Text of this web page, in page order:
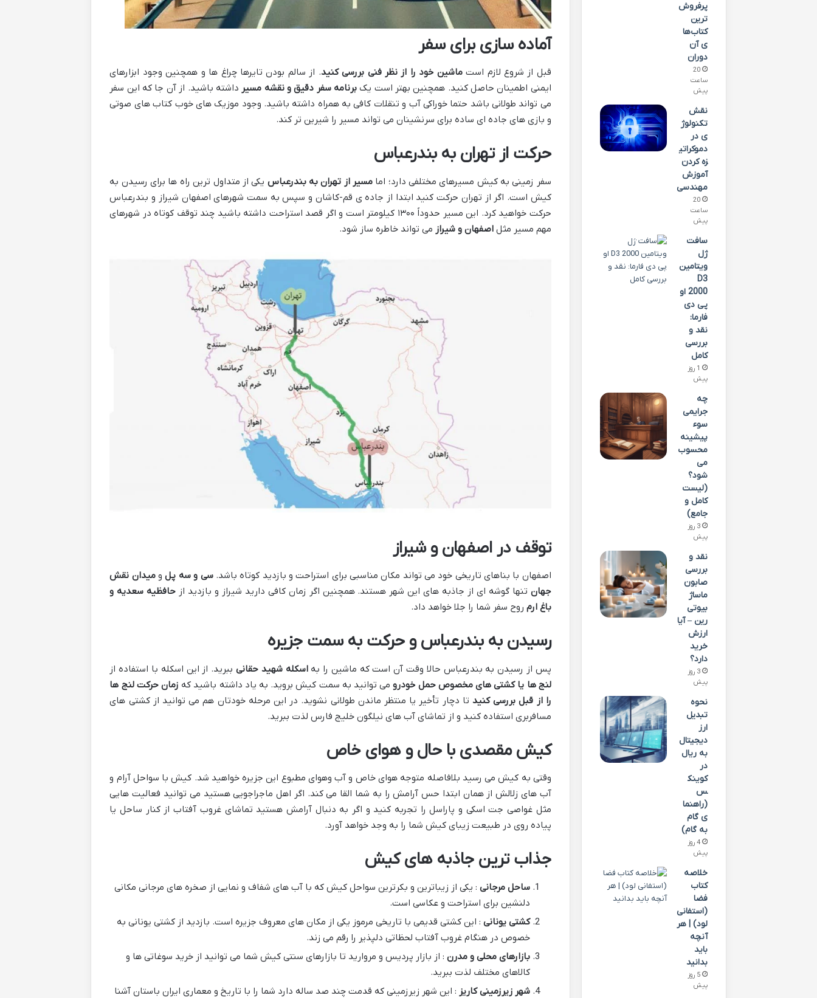
آماده سازی برای سفر
قبل از شروع لازم استماشین خود را از نظر فنی بررسی کنید. از سالم بودن تایرها چراغ ها و همچنین وجود ابزارهای
ایمنی اطمینان حاصل کنید. همچنین بهتر است یک برنامه سفر دقیق و نقشه مسیر داشته باشید. از آن جا که این سفر
می تواند طولانی باشد حتما خوراکی آب و تنقلات کافی به همراه داشته باشید. وجود موزیک های خوب کتاب های صوتی
و بازی های جاده ای ساده برای سرنشینان می تواند مسیر را شیرین تر کند.
حرکت از تهران به بندرعباس
سفر زمینی به کیش مسیرهای مختلفی دارد؛ اما مسیر از تهران به بندرعباس یکی از متداول ترین راه ها برای رسیدن به
کیش است. اگر از تهران حرکت کنید ابتدا از جاده ی قم-کاشان و سپس به سمت شهرهای اصفهان شیراز و بندرعباس
حرکت خواهید کرد. این مسیر حدوداً ۱۳۰۰ کیلومتر است و اگر قصد استراحت داشته باشید چند توقف کوتاه در شهرهای
مهم مسیر مثلاصفهان و شیراز می تواند خاطره ساز شود.
توقف در اصفهان و شیراز
اصفهان با بناهای تاریخی خود می تواند مکان مناسبی برای استراحت و بازدید کوتاه باشد.سی و سه پلومیدان نقش
جهان تنها گوشه ای از جاذبه های این شهر هستند. همچنین اگر زمان کافی دارید شیراز و بازدید از حافظیه سعدیه و
باغ ارم روح سفر شما را جلا خواهد داد.
رسیدن به بندرعباس و حرکت به سمت جزیره
پس از رسیدن به بندرعباس حالا وقت آن است که ماشین را بهاسکله شهید حقانی ببرید. از این اسکله با استفاده از
لنج ها یا کشتی های مخصوص حمل خودرومی توانید به سمت کیش بروید. به یاد داشته باشید که زمان حرکت لنج ها
را از قبل بررسی کنید تا دچار تأخیر یا منتظر ماندن طولانی نشوید. در این مرحله خودتان هم می توانید از کشتی های
مسافربری استفاده کنید و از تماشای آب های نیلگون خلیج فارس لذت ببرید.
کیش مقصدی با حال و هوای خاص
وقتی به کیش می رسید بلافاصله متوجه هوای خاص و آب وهوای مطبوع این جزیره خواهید شد. کیش با سواحل آرام و
آب های زلالش از همان ابتدا حس آرامش را به شما القا می کند. اگر اهل ماجراجویی هستید می توانید فعالیت هایی
مثل غواصی جت اسکی و پاراسل را تجربه کنید و اگر به دنبال آرامش هستید تماشای غروب آفتاب از کنار ساحل یا
پیاده روی در طبیعت زیبای کیش شما را به وجد خواهد آورد.
جذاب ترین جاذبه های کیش
ساحل مرجانی : یکی از زیباترین و بکرترین سواحل کیش که با آب های شفاف و نمایی از صخره های مرجانی مکانی
دلنشین برای استراحت و عکاسی است.
کشتی یونانی : این کشتی قدیمی با تاریخی مرموز یکی از مکان های معروف جزیره است. بازدید از کشتی یونانی به
خصوص در هنگام غروب آفتاب لحظاتی دلپذیر را رقم می زند.
بازارهای محلی و مدرن : از بازار پردیس و مروارید تا بازارهای سنتی کیش شما می توانید از خرید سوغاتی ها و
کالاهای مختلف لذت ببرید.
شهر زیرزمینی کاریز : این شهر زیرزمینی که قدمت چند صد ساله دارد شما را با تاریخ و معماری ایران باستان آشنا
پرفروش‌
ترین
کتاب‌ها
ی آن
دوران
20
ساعت
پیش
نقش
تکنولوژ
ی در
دموکراتی
زه کردن
آموزش
مهندسی
20
ساعت
پیش
سافت
ژل
ویتامین
D3
2000 او
پی دی
فارما:
نقد و
بررسی
کامل
1 روز
پیش
چه
جرایمی
سوء
پیشینه
محسوب
می
شود؟
(لیست
کامل و
جامع)
3 روز
پیش
نقد و
بررسی
صابون
ماساژ
بیوتی
رین – آیا
ارزش
خرید
دارد؟
3 روز
پیش
نحوه
تبدیل
ارز
دیجیتال
به ریال
در
کوینک
س
(راهنما
ی گام
به گام)
4 روز
پیش
خلاصه
کتاب
فضا
(استفانی
لود) | هر
آنچه
باید
بدانید
5 روز
پیش